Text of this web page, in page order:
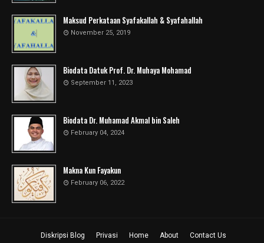
Maksud Perkataan Syafakallah & Syafahallah
November 25, 2019
Biodata Datuk Prof. Dr. Muhaya Mohamad
September 11, 2023
Biodata Dr. Muhamad Akmal bin Saleh
February 04, 2024
Makna Kun Fayakun
February 06, 2022
Diskripsi Blog Privasi Home About Contact Us